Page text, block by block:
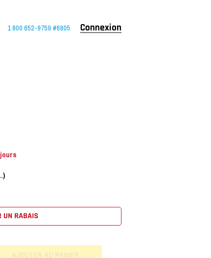
1 800 652-9759 #6805 Connexion
UN RABAIS